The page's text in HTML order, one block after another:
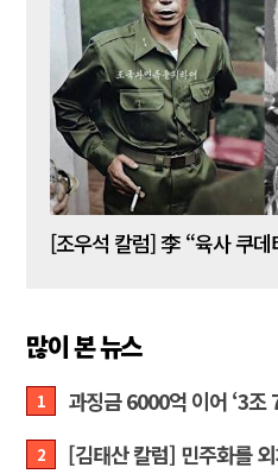
[조우석 칼럼] 李 “육사 쿠
많이 본 뉴스
1
2